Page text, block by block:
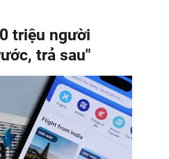
triệu người
trả sau"